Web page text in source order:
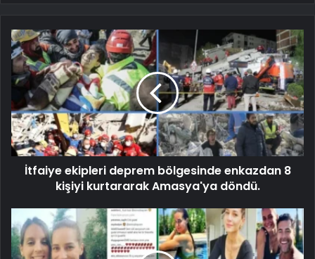
İtfaiye ekipleri deprem bölgesinde enkazdan 8
kişiyi kurtararak Amasya'ya döndü.